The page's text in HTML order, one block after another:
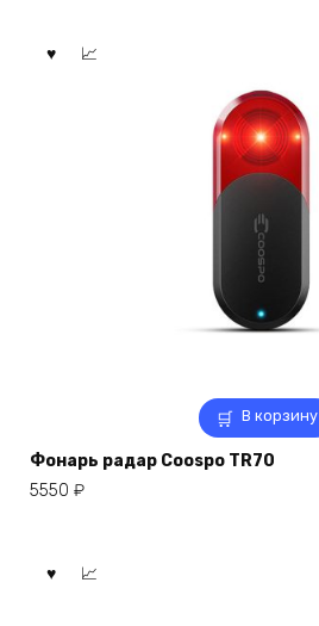
В корзину
Фонарь радар Coospo TR70
5550 ₽